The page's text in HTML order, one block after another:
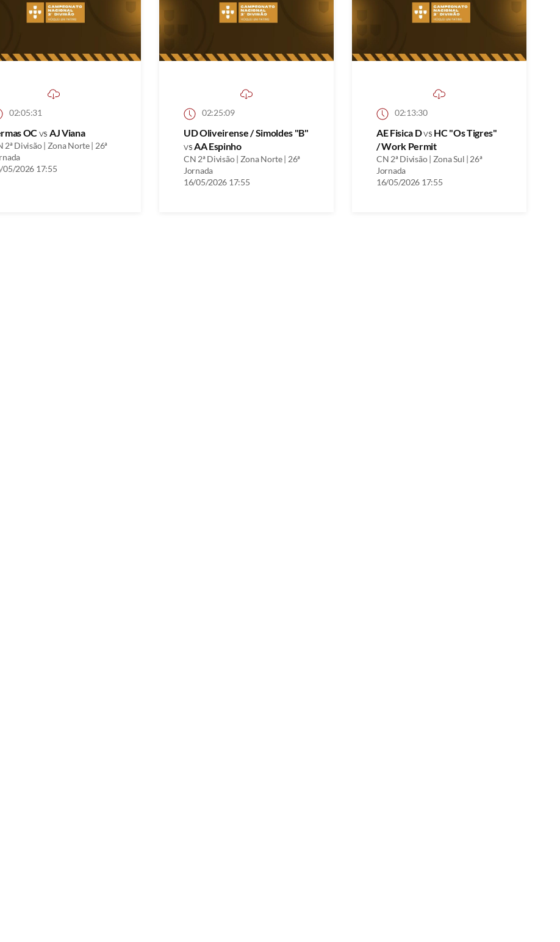
02:05:31
OCvs AJ Viana
2ª Divisão | Zona Norte | 26ª
05/2026 17:55
02:25:09
UD Oliveirense / Simoldes "B"
vsAA Espinho
CN 2ª Divisão | Zona Norte | 26ª
Jornada
16/05/2026 17:55
02:13:30
AE Fisica Dvs HC "Os Tigres"
/ Work Permit
CN 2ª Divisão | Zona Sul | 26ª
Jornada
16/05/2026 17:55